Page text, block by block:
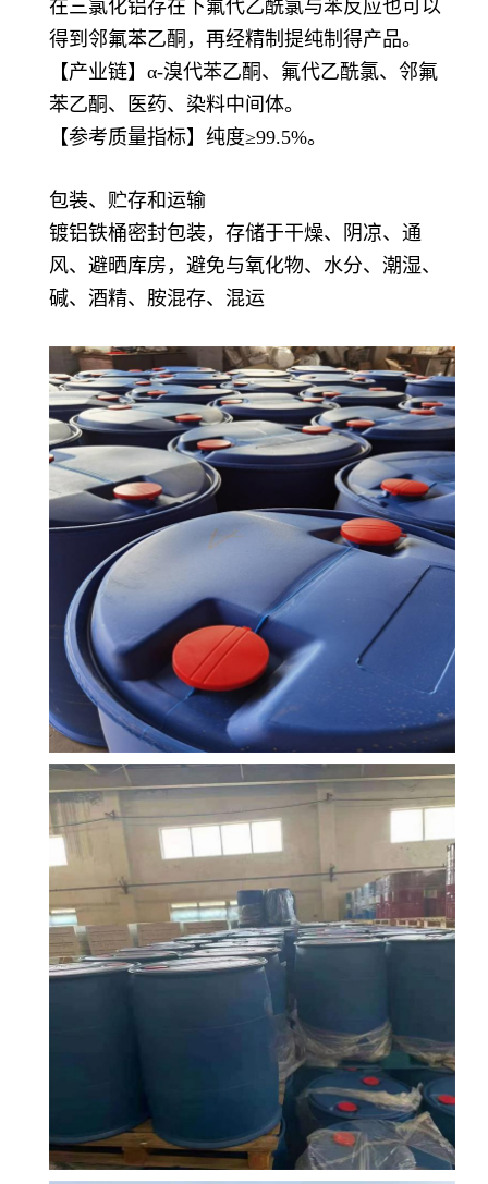
在三氯化铝存在下氟代乙酰氯与苯反应也可以
得到邻氟苯乙酮，再经精制提纯制得产品。
【产业链】α-溴代苯乙酮、氟代乙酰氯、邻氟
苯乙酮、医药、染料中间体。
【参考质量指标】纯度≥99.5%。
包装、贮存和运输
镀铝铁桶密封包装，存储于干燥、阴凉、通
风、避晒库房，避免与氧化物、水分、潮湿、
碱、酒精、胺混存、混运